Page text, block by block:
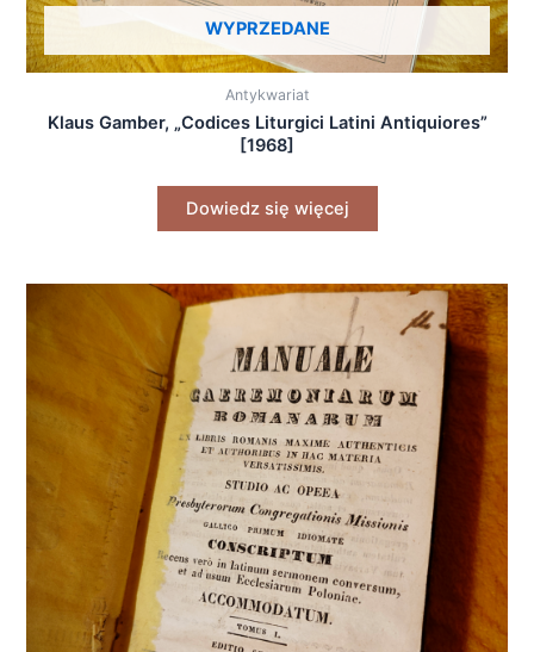
WYPRZEDANE
Antykwariat
Klaus Gamber, „Codices Liturgici Latini Antiquiores”
[1968]
Dowiedz się więcej